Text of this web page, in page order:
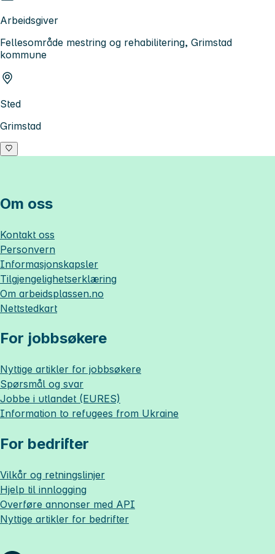
Arbeidsgiver
Fellesområde mestring og rehabilitering, Grimstad
kommune
Sted
Grimstad
Om oss
Kontakt oss
Personvern
Informasjonskapsler
Tilgjengelighetserklæring
Om arbeidsplassen.no
Nettstedkart
For jobbsøkere
Nyttige artikler for jobbsøkere
Spørsmål og svar
Jobbe i utlandet (EURES)
Information to refugees from Ukraine
For bedrifter
Vilkår og retningslinjer
Hjelp til innlogging
Overføre annonser med API
Nyttige artikler for bedrifter